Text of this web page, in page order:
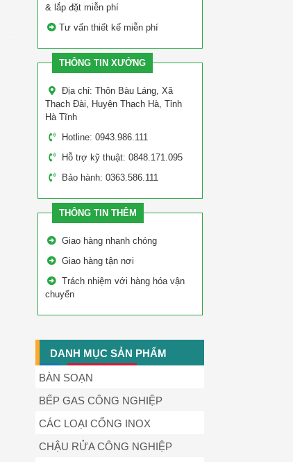
& lắp đặt miễn phí
Tư vấn thiết kế miễn phí
THÔNG TIN XƯỞNG
Địa chỉ: Thôn Bàu Láng, Xã
Thạch Đài, Huyện Thạch Hà, Tỉnh
Hà Tĩnh
Hotline: 0943.986.111
Hỗ trợ kỹ thuật: 0848.171.095
Bảo hành: 0363.586.111
THÔNG TIN THÊM
Giao hàng nhanh chóng
Giao hàng tận nơi
Trách nhiệm với hàng hóa vận
chuyển
DANH MỤC SẢN PHẨM
BÀN SOẠN
BẾP GAS CÔNG NGHIỆP
CÁC LOẠI CỔNG INOX
CHẬU RỬA CÔNG NGHIỆP